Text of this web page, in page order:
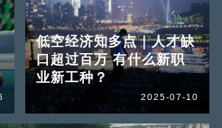
低空经济知多点｜人才缺
口超过百万 有什么新职
业新工种？
2025-07-10